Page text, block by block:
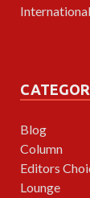
Blog
Column
Editors
Lounge